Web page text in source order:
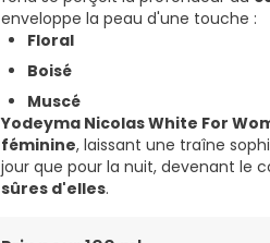
enveloppe la peau d'une touche :
Floral
Boisé
Muscé
Yodeyma Nicolas White For
féminine, laissant une traîne
jour que pour la nuit, devenant le
sûres d'elles.